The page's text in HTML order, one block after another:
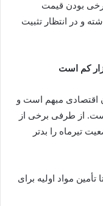
بودن قیمت‌
و در انتظار تثبیت
کم است
اقتصادی مبهم است و
از طرفی برخی از
تیرماه را بدتر
مواد اولیه برای